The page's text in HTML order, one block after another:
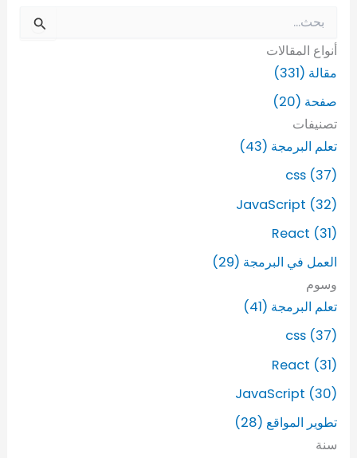
ب
ح
ع
:
أنواع المقالات
مقالة (331)
صفحة (20)
تصنيفات
تعلم البرمجة (43)
css (37)
JavaScript (32)
React (31)
العمل في البرمجة (29)
وسوم
تعلم البرمجة (41)
css (37)
React (31)
JavaScript (30)
تطوير المواقع (28)
سنة